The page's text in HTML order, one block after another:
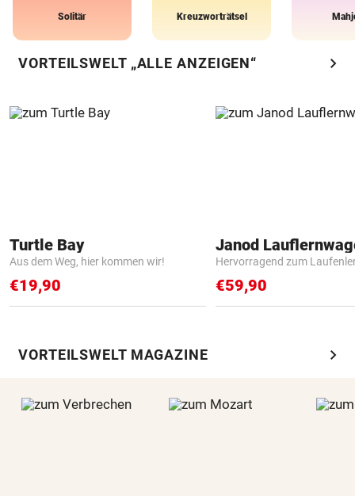
Solitär Kreuzworträtsel
VORTEILSWELT „ALLE ANZEIGEN“ chevron_right
Turtle Bay
Aus dem Weg, hier kommen wir!
€19,90
Janod
Hervorragend zum
€59,90
VORTEILSWELT MAGAZINE chevron_right